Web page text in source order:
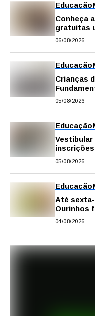
Educação
Conheça
gratuitas
para
06/08/2026
Educação
Crianças
digitais
05/08/2026
Educação
Vestibular
05/08/2026
Educação
Até
Ourinhos
04/08/2026